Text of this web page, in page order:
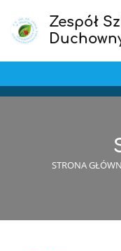
Zespół
STRONA